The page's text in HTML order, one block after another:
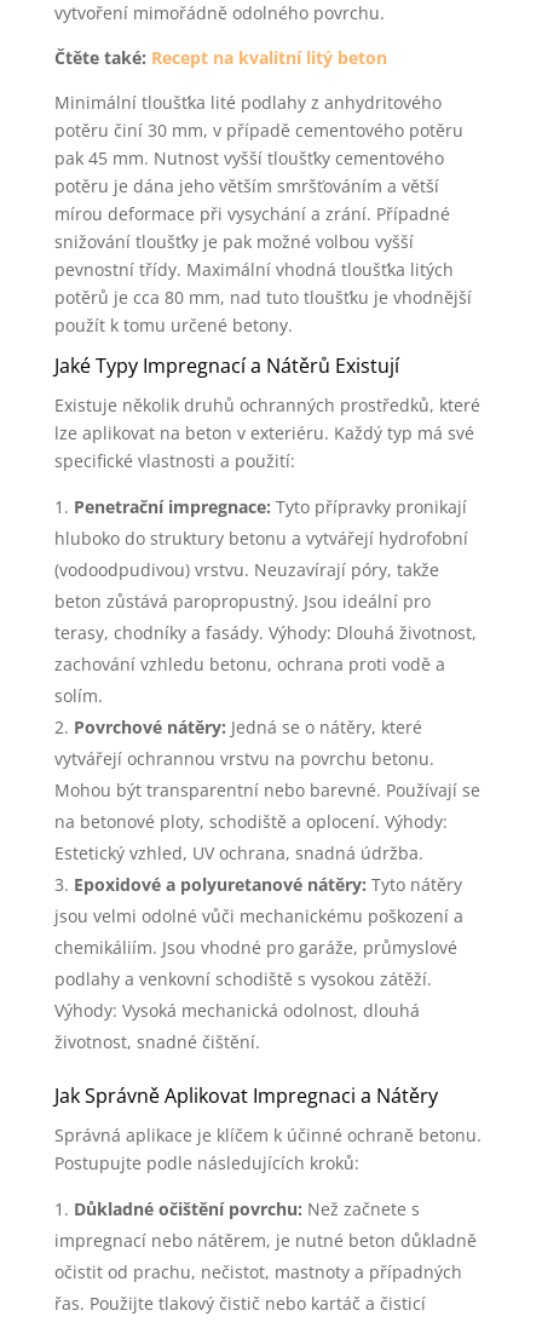
vytvoření mimořádně odolného povrchu.
Čtěte také: Recept na kvalitní litý beton
Minimální tloušťka lité podlahy z anhydritového
potěru činí 30 mm, v případě cementového potěru
pak 45 mm. Nutnost vyšší tloušťky cementového
potěru je dána jeho větším smršťováním a větší
mírou deformace při vysychání a zrání. Případné
snižování tloušťky je pak možné volbou vyšší
pevnostní třídy. Maximální vhodná tloušťka litých
potěrů je cca 80 mm, nad tuto tloušťku je vhodnější
použít k tomu určené betony.
Jaké Typy Impregnací a Nátěrů Existují
Existuje několik druhů ochranných prostředků, které
lze aplikovat na beton v exteriéru. Každý typ má své
specifické vlastnosti a použití:
Penetrační impregnace: Tyto přípravky pronikají
hluboko do struktury betonu a vytvářejí hydrofobní
(vodoodpudivou) vrstvu. Neuzavírají póry, takže
beton zůstává paropropustný. Jsou ideální pro
terasy, chodníky a fasády. Výhody: Dlouhá životnost,
zachování vzhledu betonu, ochrana proti vodě a
solím.
Povrchové nátěry: Jedná se o nátěry, které
vytvářejí ochrannou vrstvu na povrchu betonu.
Mohou být transparentní nebo barevné. Používají se
na betonové ploty, schodiště a oplocení. Výhody:
Estetický vzhled, UV ochrana, snadná údržba.
Epoxidové a polyuretanové nátěry: Tyto nátěry
jsou velmi odolné vůči mechanickému poškození a
chemikáliím. Jsou vhodné pro garáže, průmyslové
podlahy a venkovní schodiště s vysokou zátěží.
Výhody: Vysoká mechanická odolnost, dlouhá
životnost, snadné čištění.
Jak Správně Aplikovat Impregnaci a Nátěry
Správná aplikace je klíčem k účinné ochraně betonu.
Postupujte podle následujících kroků:
Důkladné očištění povrchu: Než začnete s
impregnací nebo nátěrem, je nutné beton důkladně
očistit od prachu, nečistot, mastnoty a případných
řas. Použijte tlakový čistič nebo kartáč a čisticí